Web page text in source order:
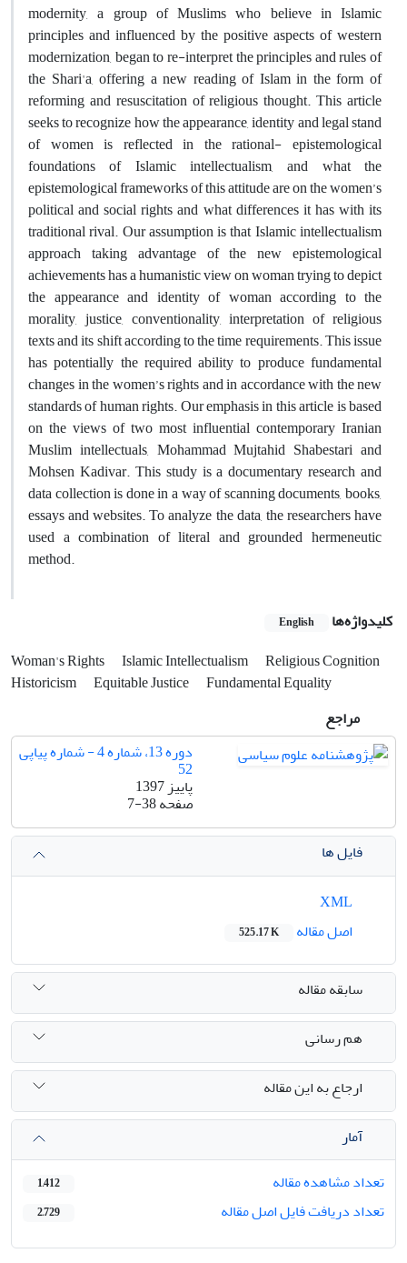
modernity, a group of Muslims who believe in Islamic
principles and influenced by the positive aspects of western
modernization, began to re-interpret the principles and rules of
the Shari'a, offering a new reading of Islam in the form of
reforming and resuscitation of religious thought. This article
seeks to recognize how the appearance, identity and legal stand
of women is reflected in the rational- epistemological
foundations of Islamic intellectualism, and what the
epistemological frameworks of this attitude are on the women’s
political and social rights and what differences it has with its
traditional rival. Our assumption is that Islamic intellectualism
approach taking advantage of the new epistemological
achievements has a humanistic view on woman trying to depict
the appearance and identity of woman according to the
morality, justice, conventionality, interpretation of religious
texts and its shift according to the time requirements. This issue
has potentially the required ability to produce fundamental
changes in the women’s rights and in accordance with the new
standards of human rights. Our emphasis in this article is based
on the views of two most influential contemporary Iranian
Muslim intellectuals, Mohammad Mujtahid Shabestari and
Mohsen Kadivar. This study is a documentary research and
data collection is done in a way of scanning documents, books,
essays and websites. To analyze the data, the researchers have
used a combination of literal and grounded hermeneutic
method.
کلیدواژه‌ها English
Woman's Rights Islamic Intellectualism
Religious Cognition
Historicism
Equitable Justice
Fundamental Equality
مراجع
دوره 13، شماره 4 - شماره پیاپی
52
پاییز 1397
صفحه7-38
فایل ها
اصل مقاله
525.17 K
سابقه مقاله
هم رسانی
ارجاع به این مقاله
آمار
تعداد مشاهده مقاله
1,412
تعداد دریافت فایل اصل مقاله 2,729